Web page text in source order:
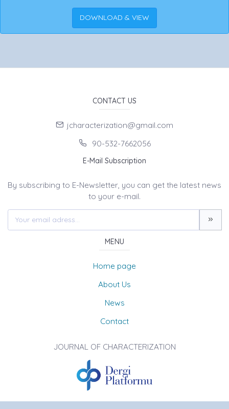
DOWNLOAD & VIEW
CONTACT US
jcharacterization@gmail.com
90-532-7662056
E-Mail Subscription
By subscribing to E-Newsletter, you can get the latest news
to your e-mail.
MENU
Home page
About Us
News
Contact
JOURNAL OF CHARACTERIZATION